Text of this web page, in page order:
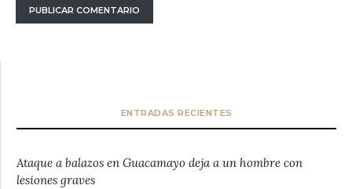
ENTRADAS RECIENTES
Ataque a balazos en Guacamayo deja a un hombre con
lesiones graves